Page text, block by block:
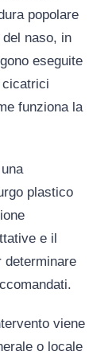
popolare
naso, in
eseguite
cicatrici
funziona la
plastico
e il
determinare
viene
o locale